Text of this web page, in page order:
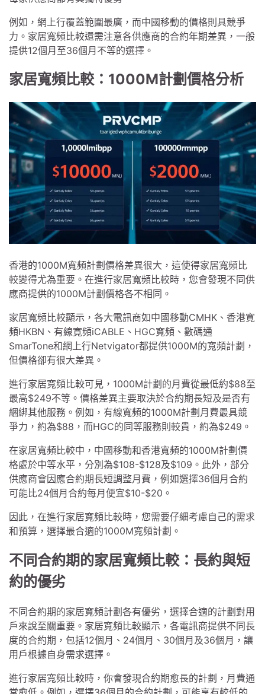
例如，網上行覆蓋範圍最廣，而中國移動的價格則具競爭
力。家居寬頻比較還需注意各供應商的合約年期差異，一般
提供12個月至36個月不等的選擇。
家居寬頻比較：1000M計劃價格分析
香港的1000M寬頻計劃價格差異很大，這使得家居寬頻比
較變得尤為重要。在進行家居寬頻比較時，您會發現不同供
應商提供的1000M計劃價格各不相同。
家居寬頻比較顯示，各大電訊商如中國移動CMHK、香港寛
頻HKBN、有線寛頻iCABLE、HGC寬頻、數碼通
SmarTone和網上行Netvigator都提供1000M的寬頻計劃，
但價格卻有很大差異。
進行家居寬頻比較可見，1000M計劃的月費從最低約$88至
最高$249不等。價格差異主要取決於合約期長短及是否有
綑綁其他服務。例如，有線寬頻的1000M計劃月費最具競
爭力，約為$88，而HGC的同等服務則較貴，約為$249。
在家居寬頻比較中，中國移動和香港寬頻的1000M計劃價
格處於中等水平，分別為$108-$128及$109。此外，部分
供應商會因應合約期長短調整月費，例如選擇36個月合約
可能比24個月合約每月便宜$10-$20。
因此，在進行家居寬頻比較時，您需要仔細考慮自己的需求
和預算，選擇最合適的1000M寬頻計劃。
不同合約期的家居寬頻比較：長約與短
約的優劣
不同合約期的家居寬頻計劃各有優劣，選擇合適的計劃對用
戶來說至關重要。家居寬頻比較顯示，各電訊商提供不同長
度的合約期，包括12個月、24個月、30個月及36個月，讓
用戶根據自身需求選擇。
進行家居寬頻比較時，你會發現合約期愈長的計劃，月費通